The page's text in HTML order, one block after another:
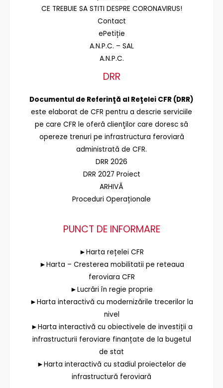
CE TREBUIE SA STITI DESPRE CORONAVIRUS!
Contact
ePetiție
A.N.P.C. – SAL
A.N.P.C.
DRR
Documentul de Referinţă al Reţelei CFR (DRR)
este elaborat de CFR pentru a descrie serviciile
pe care CFR le oferă clienţilor care doresc să
opereze trenuri pe infrastructura feroviară
administrată de CFR.
DRR 2026
DRR 2027 Proiect
ARHIVĂ
Proceduri Operaționale
PUNCT DE INFORMARE
►Harta rețelei CFR
►Harta – Cresterea mobilitatii pe reteaua
feroviara CFR
►Lucrări în regie proprie
►Harta interactivă cu modernizările trecerilor la
nivel
►Harta interactivă cu obiectivele de investiții a
infrastructurii feroviare finanțate de la bugetul
de stat
►Harta interactivă cu stadiul proiectelor de
infrastructură feroviară